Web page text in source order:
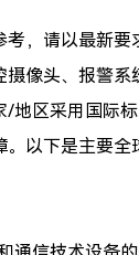
考，请以最新要
摄像头、报警
/地区采用国际
。以下是主要全